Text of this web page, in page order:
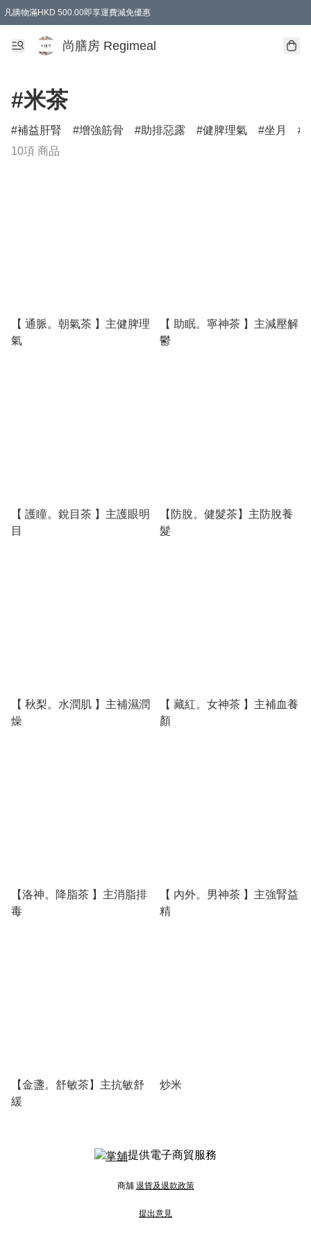
凡購物滿HKD 500.00即享運費減免優惠
尚膳房 Regimeal
#米茶
補益肝腎 增強筋骨 助排惡露 健脾理氣 坐月
10項 商品
【 通脈。朝氣茶 】主健脾理
氣
【 助眠。寧神茶 】主減壓解
鬱
【 護瞳。銳目茶 】主護眼明
目
【防脫。健髮茶】主防脫養
髮
【 秋梨。水潤肌 】主補濕潤
燥
【 藏紅。女神茶 】主補血養
顏
【洛神。降脂茶 】主消脂排
毒
【 內外。男神茶 】主強腎益
精
【金盞。舒敏茶】主抗敏舒
緩
炒米
提供電子商貿服務
商舖 退貨及退款政策
提出意見